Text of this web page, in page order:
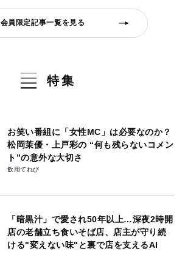
会員限定記事一覧を見る
特集
お笑い番組に「女性MC」は必要なのか？
松岡茉優・上戸彩の “何も残らないコメン
ト”の意外な大切さ
飲用てれび
「暗黒汁」で愛され50年以上…深夜2時開
店の老舗立ち食いそば店、店主が守り続
ける"変えない味"と裏で店を支えるAI